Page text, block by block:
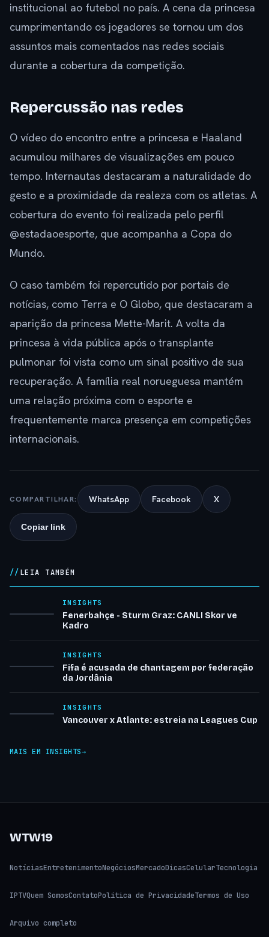
institucional ao futebol no país. A cena da princesa
cumprimentando os jogadores se tornou um dos
assuntos mais comentados nas redes sociais
durante a cobertura da competição.
Repercussão nas redes
O vídeo do encontro entre a princesa e Haaland
acumulou milhares de visualizações em pouco
tempo. Internautas destacaram a naturalidade do
gesto e a proximidade da realeza com os atletas. A
cobertura do evento foi realizada pelo perfil
@estadaoesporte, que acompanha a Copa do
Mundo.
O caso também foi repercutido por portais de
notícias, como Terra e O Globo, que destacaram a
aparição da princesa Mette-Marit. A volta da
princesa à vida pública após o transplante
pulmonar foi vista como um sinal positivo de sua
recuperação. A família real norueguesa mantém
uma relação próxima com o esporte e
frequentemente marca presença em competições
internacionais.
COMPARTILHAR: WhatsApp Facebook X
Copiar link
LEIA TAMBÉM
INSIGHTS
Fenerbahçe - Sturm Graz: CANLI Skor ve
Kadro
INSIGHTS
Fifa é acusada de chantagem por federação
da Jordânia
INSIGHTS
Vancouver x Atlante: estreia na Leagues Cup
MAIS EM INSIGHTS
WTW19
NotíciasEntretenimentoNegóciosMercadoDicasCelularTecnologia
IPTVQuem SomosContatoPolítica de PrivacidadeTermos de Uso
Arquivo completo